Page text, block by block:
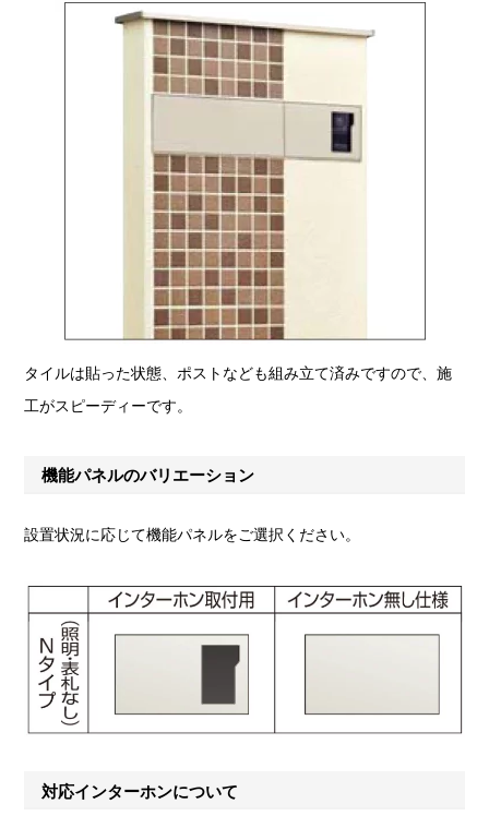
タイルは貼った状態、ポストなども組み立て済みですので、施
工がスピーディーです。
機能パネルのバリエーション
設置状況に応じて機能パネルをご選択ください。
対応インターホンについて